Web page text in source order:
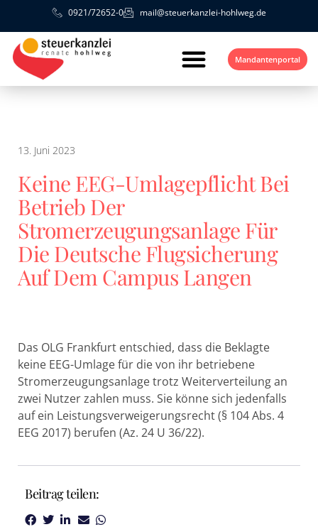
0921/72652-0 mail@steuerkanzlei-hohlweg.de
Mandantenportal
13. Juni 2023
Keine EEG-Umlagepflicht Bei
Betrieb Der
Stromerzeugungsanlage Für
Die Deutsche Flugsicherung
Auf Dem Campus Langen
Das OLG Frankfurt entschied, dass die Beklagte
keine EEG-Umlage für die von ihr betriebene
Stromerzeugungsanlage trotz Weiterverteilung an
zwei Nutzer zahlen muss. Sie könne sich jedenfalls
auf ein Leistungsverweigerungsrecht (§ 104 Abs. 4
EEG 2017) berufen (Az. 24 U 36/22).
Beitrag teilen: